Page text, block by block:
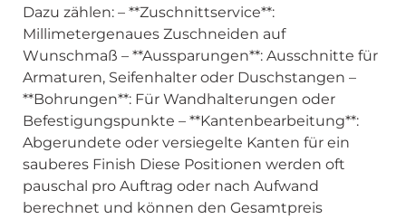
Dazu zählen: – **Zuschnittservice**:
Millimetergenaues Zuschneiden auf
Wunschmaß – **Aussparungen**: Ausschnitte für
Armaturen, Seifenhalter oder Duschstangen –
**Bohrungen**: Für Wandhalterungen oder
Befestigungspunkte – **Kantenbearbeitung**:
Abgerundete oder versiegelte Kanten für ein
sauberes Finish Diese Positionen werden oft
pauschal pro Auftrag oder nach Aufwand
berechnet und können den Gesamtpreis